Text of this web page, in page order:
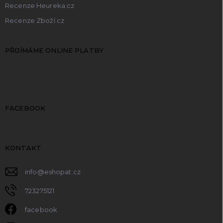
Recenze Heureka.cz
Recenze Zboží.cz
PŘIJÍMÁME ONLINE PLATBY
FACEBOOK
KONTAKT
info@eshopat.cz
723275121
facebook